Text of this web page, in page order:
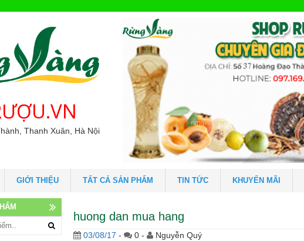
Thanh Xuân, Hà Nội
GIỚI THIỆU TẤT CẢ SẢN PHẨM TIN TỨC KHUYẾN MÃI
huong dan mua hang
03/08/17 - 0 - Nguyễn Quý